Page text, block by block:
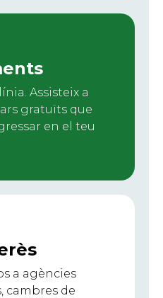
Assisteix a
gratuïts que
en el teu
a agències
cambres de